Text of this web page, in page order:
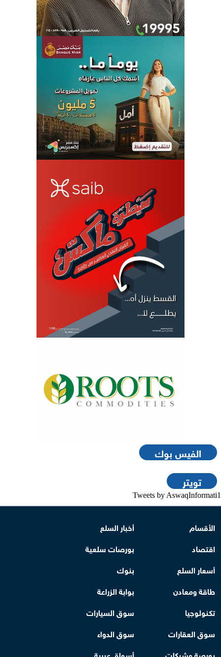
الفيس بوك
تويتر
Tweets by AswaqInformati1
الأقسام
أخبار السلع
اقتصاد
بورصات سلعية
أسعار السلع
بنوك
طاقة ومعادن
بوابة الزراعة
تكنولوجيا
سوق السيارات
سوق العقارات
سوق الدواء
بورصة وشركات
أسواق عربية